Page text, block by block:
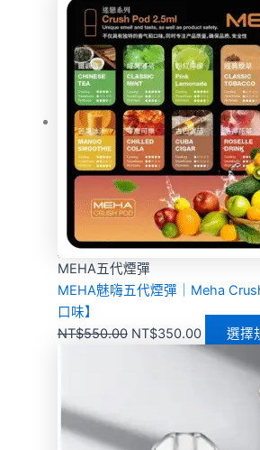
MEHA五代煙彈
MEHA魅嗨五代煙彈｜Meha
口味】
NT$550.00 NT$350.00 選擇